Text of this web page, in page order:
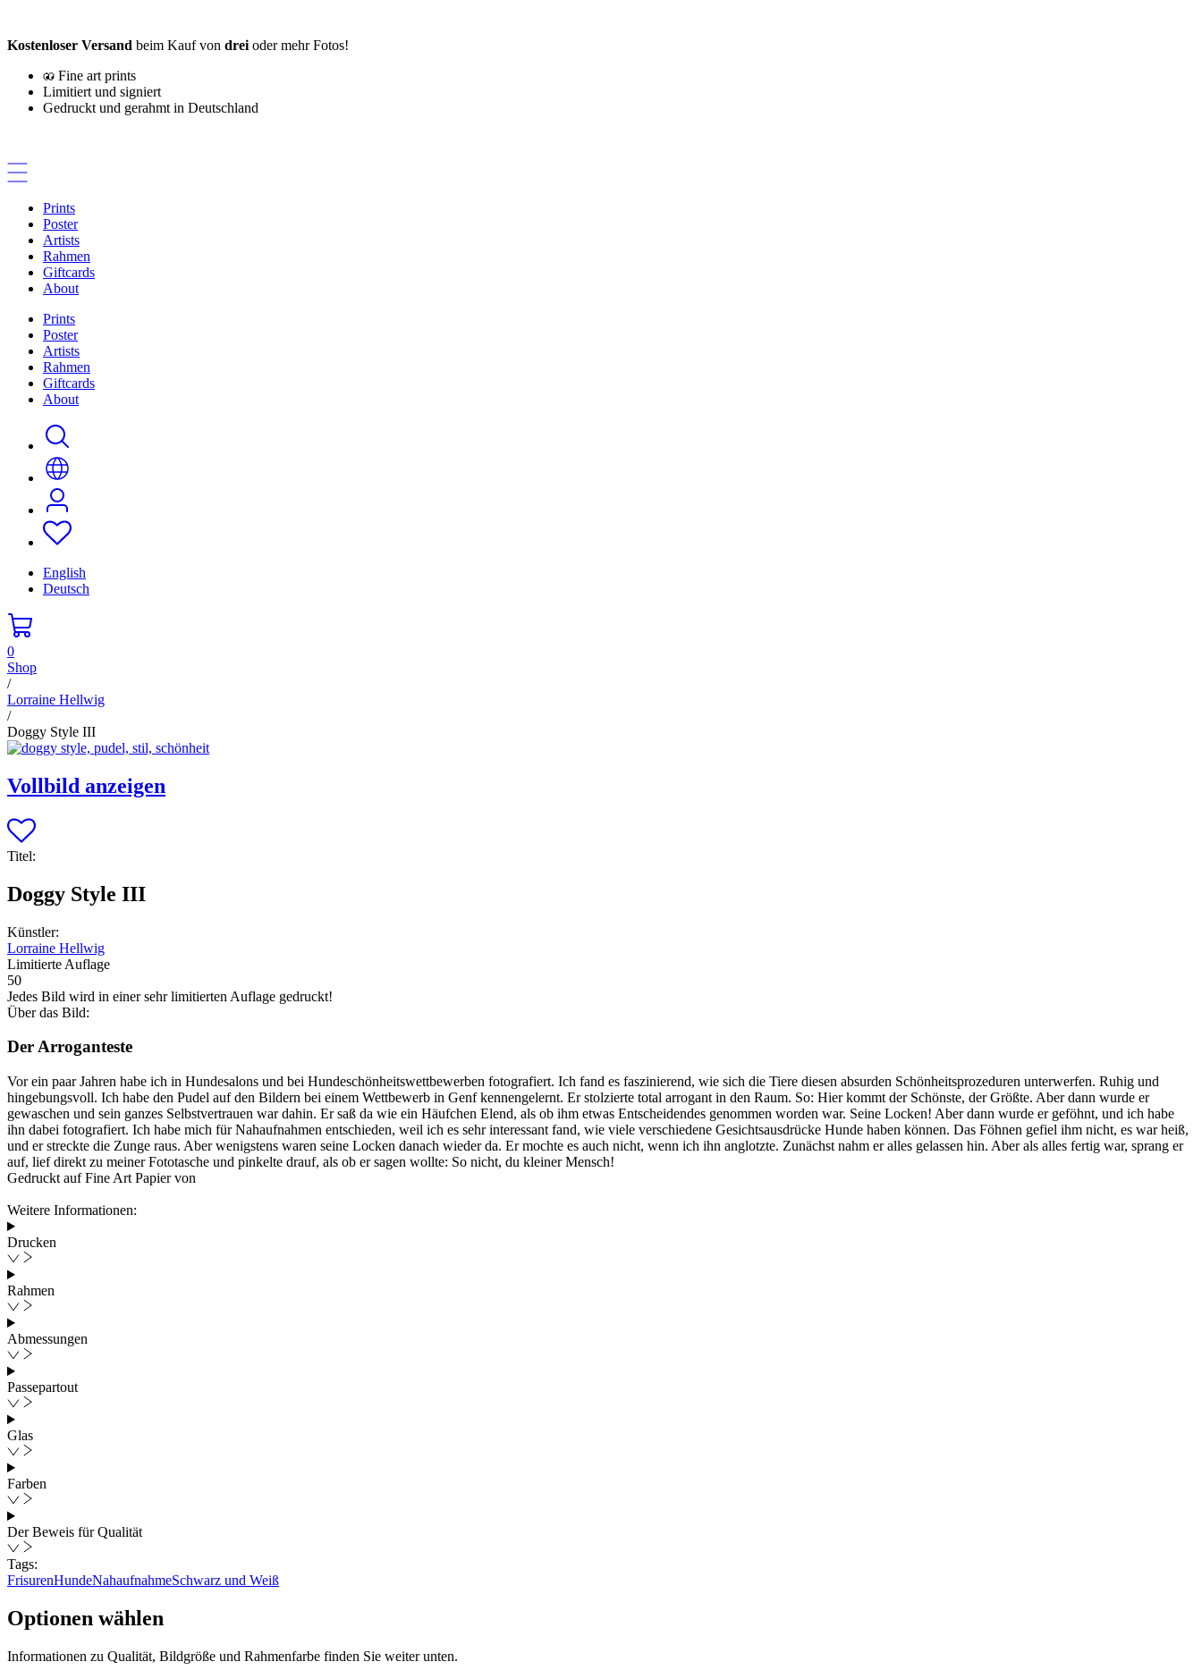
springen
Kostenloser Versand beim Kauf von drei oder mehr Fotos!
Fine art prints
Limitiert und signiert
Gedruckt und gerahmt in Deutschland
Prints
Poster
Artists
Rahmen
Giftcards
About
Prints
Poster
Artists
Rahmen
Giftcards
About
English
Deutsch
0
Shop
/
Lorraine Hellwig
/
Doggy Style III
Vollbild anzeigen
Titel:
Doggy Style III
Künstler:
Lorraine Hellwig
Limitierte Auflage
50
Jedes Bild wird in einer sehr limitierten Auflage gedruckt!
Über das Bild:
Der Arroganteste
Vor ein paar Jahren habe ich in Hundesalons und bei Hundeschönheitswettbewerben fotografiert. Ich fand es faszinierend, wie sich die Tiere diesen absurden Schönheitsprozeduren unterwerfen. Ruhig und
hingebungsvoll. Ich habe den Pudel auf den Bildern bei einem Wettbewerb in Genf kennengelernt. Er stolzierte total arrogant in den Raum. So: Hier kommt der Schönste, der Größte. Aber dann wurde er
gewaschen und sein ganzes Selbstvertrauen war dahin. Er saß da wie ein Häufchen Elend, als ob ihm etwas Entscheidendes genommen worden war. Seine Locken! Aber dann wurde er geföhnt, und ich habe
ihn dabei fotografiert. Ich habe mich für Nahaufnahmen entschieden, weil ich es sehr interessant fand, wie viele verschiedene Gesichtsausdrücke Hunde haben können. Das Föhnen gefiel ihm nicht, es war heiß,
und er streckte die Zunge raus. Aber wenigstens waren seine Locken danach wieder da. Er mochte es auch nicht, wenn ich ihn anglotzte. Zunächst nahm er alles gelassen hin. Aber als alles fertig war, sprang er
auf, lief direkt zu meiner Fototasche und pinkelte drauf, als ob er sagen wollte: So nicht, du kleiner Mensch!
Gedruckt auf Fine Art Papier von
Weitere Informationen:
Drucken
Rahmen
Abmessungen
Passepartout
Glas
Farben
Der Beweis für Qualität
Tags:
FrisurenHundeNahaufnahmeSchwarz und Weiß
Optionen wählen
Informationen zu Qualität, Bildgröße und Rahmenfarbe finden Sie weiter unten.